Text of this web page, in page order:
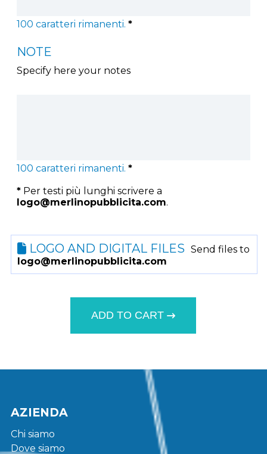
100 caratteri rimanenti. *
NOTE
Specify here your notes
100 caratteri rimanenti. *
* Per testi più lunghi scrivere a
logo@merlinopubblicita.com.
LOGO AND DIGITAL FILES Send files to
logo@merlinopubblicita.com
ADD TO CART
AZIENDA
Chi siamo
Dove siamo